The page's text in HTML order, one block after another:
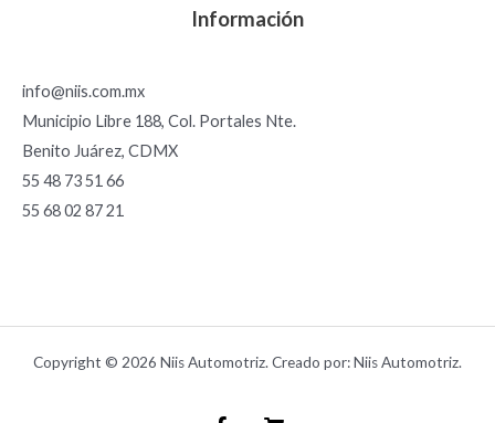
Información
info@niis.com.mx
Municipio Libre 188, Col. Portales Nte.
Benito Juárez, CDMX
55 48 73 51 66
55 68 02 87 21
Copyright © 2026 Niis Automotriz. Creado por: Niis Automotriz.